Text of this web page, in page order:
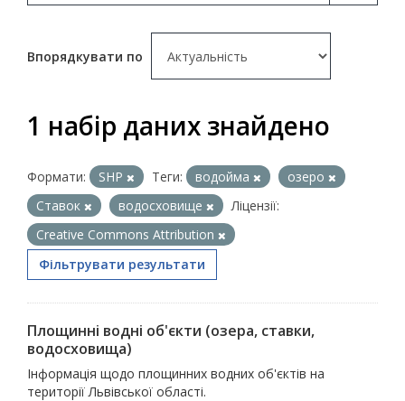
Впорядкувати по
1 набір даних знайдено
Формати: SHP Теги: водойма
озеро
Ставок
водосховище
Ліцензії:
Creative Commons Attribution
Фільтрувати результати
Площинні водні об'єкти (озера, ставки,
водосховища)
Інформація щодо площинних водних об'єктів на
території Львівської області.